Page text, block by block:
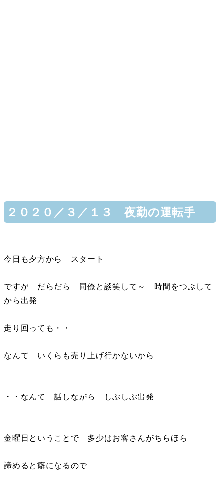
２０２０／３／１３ 夜勤の運転手
今日も夕方から スタート
ですが だらだら 同僚と談笑して～ 時間をつぶして
から出発
走り回っても・・
なんて いくらも売り上げ行かないから
・・なんて 話しながら しぶしぶ出発
金曜日ということで 多少はお客さんがちらほら
諦めると癖になるので